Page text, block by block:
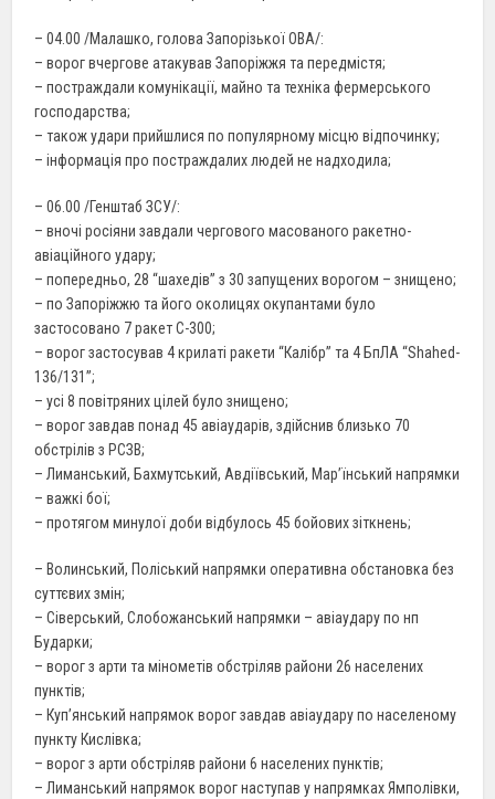
– 04.00 /Малашко, голова Запорізької ОВА/:
– ворог вчергове атакував Запоріжжя та передмістя;
– постраждали комунікації, майно та техніка фермерського
господарства;
– також удари прийшлися по популярному місцю відпочинку;
– інформація про постраждалих людей не надходила;
– 06.00 /Генштаб ЗСУ/:
– вночі росіяни завдали чергового масованого ракетно-
авіаційного удару;
– попередньо, 28 “шахедів” з 30 запущених ворогом – знищено;
– по Запоріжжю та його околицях окупантами було
застосовано 7 ракет С-300;
– ворог застосував 4 крилаті ракети “Калібр” та 4 БпЛА “Shahed-
136/131”;
– усі 8 повітряних цілей було знищено;
– ворог завдав понад 45 авіаударів, здійснив близько 70
обстрілів з РСЗВ;
– Лиманський, Бахмутський, Авдіївський, Мар’їнський напрямки
– важкі бої;
– протягом минулої доби відбулось 45 бойових зіткнень;
– Волинський, Поліський напрямки оперативна обстановка без
суттєвих змін;
– Сіверський, Слобожанський напрямки – авіаудару по нп
Бударки;
– ворог з арти та мінометів обстріляв райони 26 населених
пунктів;
– Куп’янський напрямок ворог завдав авіаудару по населеному
пункту Кислівка;
– ворог з арти обстріляв райони 6 населених пунктів;
– Лиманський напрямок ворог наступав у напрямках Ямполівки,